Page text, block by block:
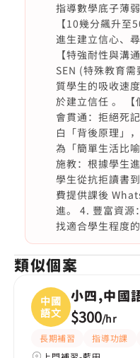
指導數學底子薄
【10幾分飆升至
進生建立信心、
【特強耐性與溝
SEN (特殊教育
質學生的吸收速
於建立信任 。
會貫通：拒絕死
白「背後原理」
為「簡單生活比
施教：根據學生
學生從抗拒讀書
費提供課後
進。 4. 豐富資源
找適合學生程度的
類似個案
中國
語文
小四,中國
$300/hr
長期補習 指導功課